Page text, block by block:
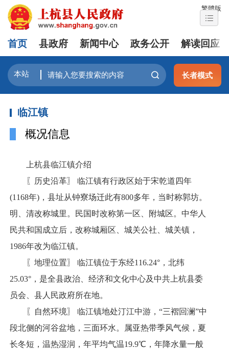
繁體版
首页 县政府 新闻中心 政务公开 解读回应
长者模式
临江镇
概况信息
上杭县临江镇介绍
〖历史沿革〗 临江镇有行政区始于宋乾道四年
(1168年)，县址从钟寮场迁此有800多年，当时称郭坊。
明、清改称城里。民国时改称第一区、附城区。中华人
民共和国成立后，改称城厢区、城关公社、城关镇，
1986年改为临江镇。
〖地理位置〗 临江镇位于东经116.24°，北纬
25.03°，是全县政治、经济和文化中心及中共上杭县委
员会、县人民政府所在地。
〖自然环境〗 临江镇地处汀江中游，“三褶回澜”中
段北侧的河谷盆地，三面环水。属亚热带季风气候，夏
长冬短，温热湿润，年平均气温19.9℃，年降水量一般